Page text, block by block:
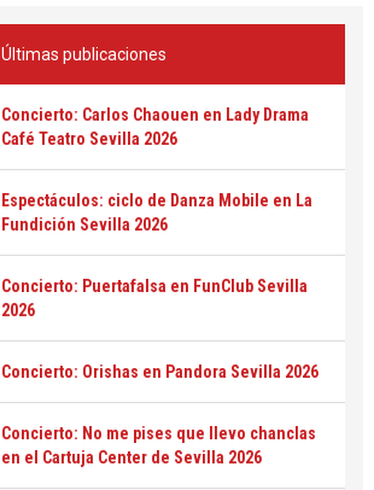
Últimas publicaciones
Concierto: Carlos Chaouen en Lady Drama
Café Teatro Sevilla 2026
Espectáculos: ciclo de Danza Mobile en La
Fundición Sevilla 2026
Concierto: Puertafalsa en FunClub Sevilla
2026
Concierto: Orishas en Pandora Sevilla 2026
Concierto: No me pises que llevo chanclas
en el Cartuja Center de Sevilla 2026